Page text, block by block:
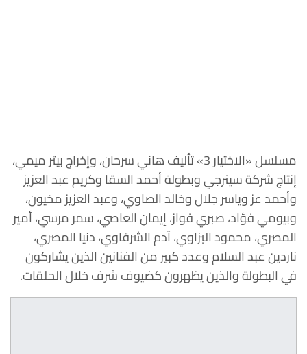
مسلسل «الاختيار 3» تأليف هاني سرحان، وإخراج بيتر ميمي،
إنتاج شركة سينرجي وبطولة أحمد السقا وكريم عبد العزيز
وأحمد عز وياسر جلال وخالد الصاوي، وعبد العزيز مخيون،
وبيومي فؤاد، صبري فواز، إيمان العاصي، سمر مرسي، أمير
المصري، محمود البزاوي، آدم الشرقاوي، دنيا المصري،
ناردين عبد السلام وعدد كبير من الفنانين الذين يشاركون
في البطولة والذين يظهرون كضيوف شرف خلال الحلقات.